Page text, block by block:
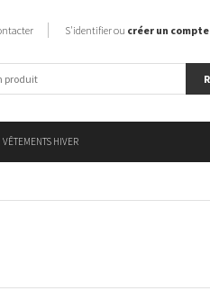
VÊTEMENTS HIVER
S'identifier ou créer un compte